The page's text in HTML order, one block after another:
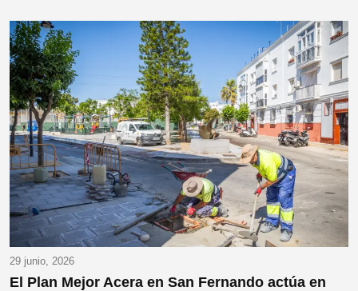
29 junio, 2026
El Plan Mejor Acera en San Fernando actúa en